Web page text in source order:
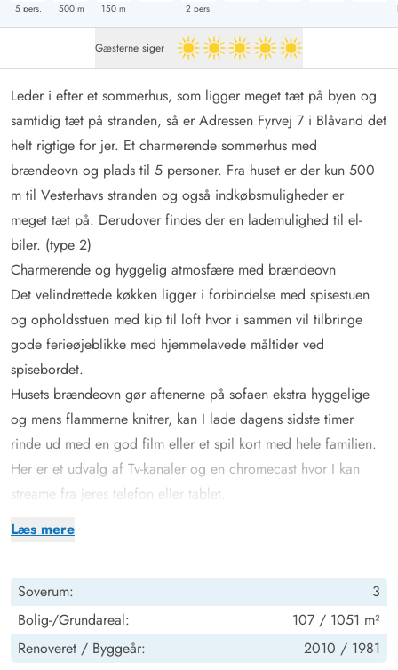
5 pers. 500m 150 m 2 pers.
Gæsterne siger 5 ud af 5
Læs mere
Leder i efter et sommerhus, som ligger meget tæt på byen og
samtidig tæt på stranden, så er Adressen Fyrvej 7 i Blåvand det
helt rigtige for jer. Et charmerende sommerhus med
brændeovn og plads til 5 personer. Fra huset er der kun 500
m til Vesterhavs stranden og også indkøbsmuligheder er
meget tæt på. Derudover findes der en lademulighed til el-
biler. (type 2)
Charmerende og hyggelig atmosfære med brændeovn
Det velindrettede køkken ligger i forbindelse med spisestuen
og opholdsstuen med kip til loft hvor i sammen vil tilbringe
gode ferieøjeblikke med hjemmelavede måltider ved
spisebordet.
Husets brændeovn gør aftenerne på sofaen ekstra hyggelige
og mens flammerne knitrer, kan I lade dagens sidste timer
rinde ud med en god film eller et spil kort med hele familien.
Her er et udvalg af Tv-kanaler og en chromecast hvor I kan
streame fra jeres telefon eller tablet.
Huset er desuden udstyret med en varmepumpe, som hele året
strømforbrug.
Badeværelse med sauna og tømmespa
Sommerhuset har tre soveværelser, 2 med dobbeltsenge og 1
Soverum:
3
Bolig-/Grundareal:
107 / 1051 m²
Renoveret / Byggeår: 2010 / 1981